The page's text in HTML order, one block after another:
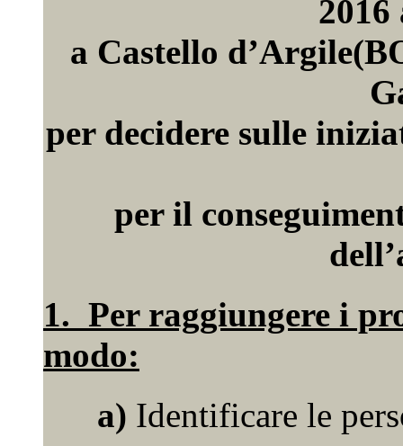
2016
a Castello
per decidere sulle
per il
1. Per raggiungere i
modo:
a) Identificare le